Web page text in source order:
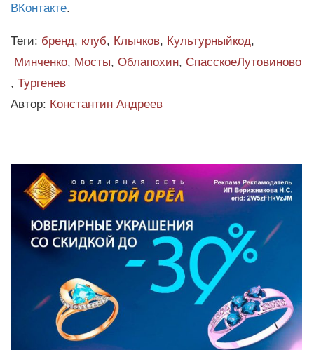
ВКонтакте.
Теги: бренд, клуб, Клычков, Культурныйкод,
Минченко, Мосты, Облапохин, СпасскоеЛутовиново
, Тургенев
Автор: Константин Андреев